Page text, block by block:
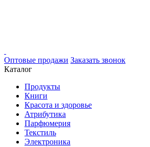
Оптовые продажи Заказать звонок
Каталог
Продукты
Книги
Красота и здоровье
Атрибутика
Парфюмерия
Текстиль
Электроника